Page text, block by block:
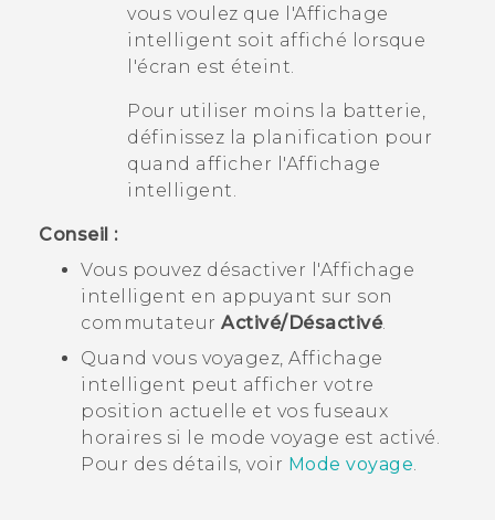
vous voulez que l'Affichage
intelligent soit affiché lorsque
l'écran est éteint.
Pour utiliser moins la batterie,
définissez la planification pour
quand afficher l'Affichage
intelligent.
Conseil :
Vous pouvez désactiver l'Affichage
intelligent en appuyant sur son
commutateur Activé/Désactivé.
Quand vous voyagez, Affichage
intelligent peut afficher votre
position actuelle et vos fuseaux
horaires si le mode voyage est activé.
Pour des détails, voir Mode voyage.